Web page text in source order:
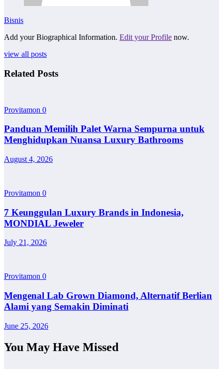
Bisnis
Add your Biographical Information. Edit your Profile now.
view all posts
Related Posts
Provitamon 0
Panduan Memilih Palet Warna Sempurna untuk
Menghidupkan Nuansa Luxury Bathrooms
August 4, 2026
Provitamon 0
7 Keunggulan Luxury Brands in Indonesia,
MONDIAL Jeweler
July 21, 2026
Provitamon 0
Mengenal Lab Grown Diamond, Alternatif Berlian
Alami yang Semakin Diminati
June 25, 2026
You May Have Missed